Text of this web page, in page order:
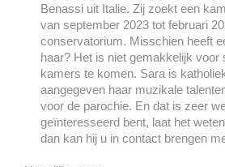
Benassi uit Italie. Zij zoekt een
van september 2023 tot februari
conservatorium. Misschien heeft
haar? Het is niet gemakkelijk voor
kamers te komen. Sara is
aangegeven haar muzikale
voor de parochie. En dat is zeer
geïnteresseerd bent, laat het
dan kan hij u in contact brengen